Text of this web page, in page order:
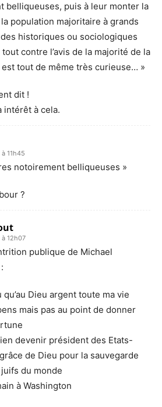
belliqueuses, puis à leur monter la
population majoritaire à grands
historiques ou sociologiques
contre l’avis de la majorité de la
tout de même très curieuse… »
dit !
intérêt à cela.
11h45
notoirement belliqueuses »
?
12h07
publique de Michael
qu’au Dieu argent toute ma vie
mais pas au point de donner
devenir président des Etats-
de Dieu pour la sauvegarde
du monde
à Washington